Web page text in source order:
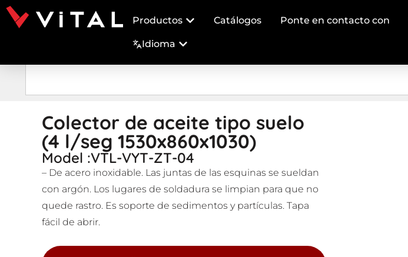
Productos Catálogos Ponte en contacto con
Idioma
Colector de aceite tipo suelo
(4 l/seg 1530x860x1030)
Model :VTL-VYT-ZT-04
– De acero inoxidable. Las juntas de las esquinas se sueldan
con argón. Los lugares de soldadura se limpian para que no
quede rastro. Es soporte de sedimentos y partículas. Tapa
fácil de abrir.